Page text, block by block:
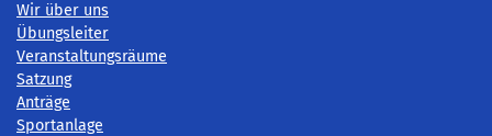
Wir über uns
Übungsleiter
Veranstaltungsräume
Satzung
Anträge
Sportanlage